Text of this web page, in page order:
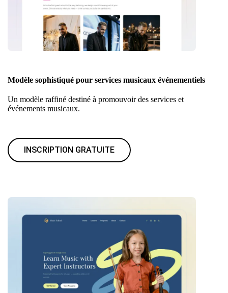
Modèle sophistiqué pour services musicaux événementiels
Un modèle raffiné destiné à promouvoir des services et
événements musicaux.
INSCRIPTION GRATUITE